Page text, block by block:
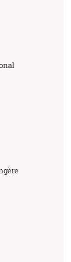
formation